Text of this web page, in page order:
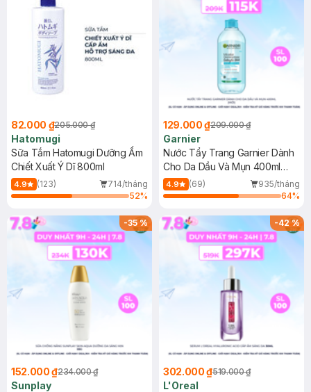
82.000 ₫205.000 ₫
Hatomugi
Sữa Tắm Hatomugi Dưỡng Ẩm
Chiết Xuất Ý Dĩ 800ml
4.9 (123)
714/tháng
52%
129.000 ₫209.000 ₫
Garnier
Nước Tẩy Trang Garnier Dành
Cho Da Dầu Và Mụn 400ml
(Mới)
4.9 (69)
935/tháng
64%
-35%
152.000 ₫234.000 ₫
Sunplay
-42%
302.000 ₫519.000 ₫
L'Oreal